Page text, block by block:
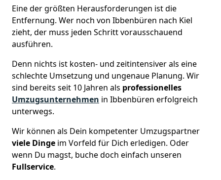
Eine der größten Herausforderungen ist die
Entfernung. Wer noch von Ibbenbüren nach Kiel
zieht, der muss jeden Schritt vorausschauend
ausführen.
Denn nichts ist kosten- und zeitintensiver als eine
schlechte Umsetzung und ungenaue Planung. Wir
sind bereits seit 10 Jahren als professionelles
Umzugsunternehmen in Ibbenbüren erfolgreich
unterwegs.
Wir können als Dein kompetenter Umzugspartner
viele Dinge im Vorfeld für Dich erledigen. Oder
wenn Du magst, buche doch einfach unseren
Fullservice.